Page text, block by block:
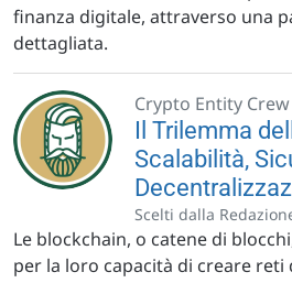
finanza digitale, attraverso una
dettagliata.
Crypto Entity Crew
Il Trilemma
Scalabilità,
Scelti dalla
Le blockchain, o catene di
per la loro capacità di creare reti